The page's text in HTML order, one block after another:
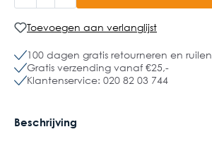
Toevoegen aan verlanglijst
100 dagen gratis retourneren en ruilen
Gratis verzending vanaf €25,-
Klantenservice: 020 82 03 744
Beschrijving